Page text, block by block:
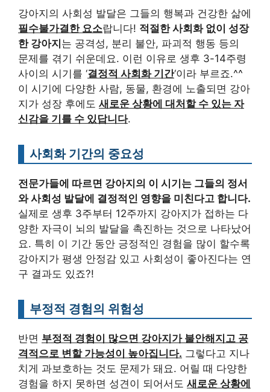
강아지의 사회성 발달은 그들의 행복과 건강한 삶에
필수불가결한 요소랍니다! 적절한 사회화 없이 성장
한 강아지 는 공격성, 분리 불안, 파괴적 행동 등의
문제를 겪기 쉬운데요. 이런 이유로 생후 3-14주령
사이의 시기를 ‘결정적 사회화 기간‘이라 부르죠.^^
이 시기에 다양한 사람, 동물, 환경에 노출되면 강아
지가 성장 후에도 새로운 상황에 대처할 수 있는 자
신감을 기를 수 있답니다.
사회화 기간의 중요성
전문가들에 따르면 강아지의 이 시기는 그들의 정서
와 사회성 발달에 결정적인 영향을 미친다고 합니다.
실제로 생후 3주부터 12주까지 강아지가 접하는 다
양한 자극이 뇌의 발달을 촉진하는 것으로 나타났어
요. 특히 이 기간 동안 긍정적인 경험을 많이 할수록
강아지가 평생 안정감 있고 사회성이 좋아진다는 연
구 결과도 있죠?!
부정적 경험의 위험성
반면 부정적 경험이 많으면 강아지가 불안해지고 공
격적으로 변할 가능성이 높아집니다. 그렇다고 지나
치게 과보호하는 것도 문제가 돼요. 어릴 때 다양한
경험을 하지 못하면 성견이 되어서도 새로운 상황에